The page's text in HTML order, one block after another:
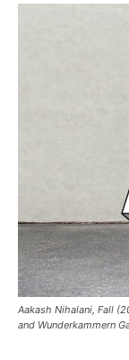
Aakash Nihalani, Fall
and Wunderkammern